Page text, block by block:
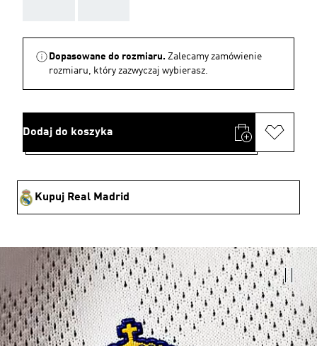
Dopasowane do rozmiaru. Zalecamy zamówienie
rozmiaru, który zazwyczaj wybierasz.
Dodaj do koszyka
Kupuj Real Madrid